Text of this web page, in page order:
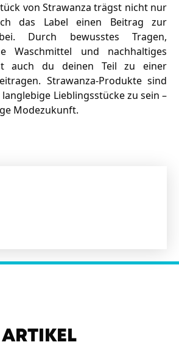
von Strawanza trägst nicht nur
das Label einen Beitrag zur
Durch bewusstes Tragen,
Waschmittel und nachhaltiges
auch du deinen Teil zu einer
Strawanza-Produkte sind
Lieblingsstücke zu sein –
Modezukunft.